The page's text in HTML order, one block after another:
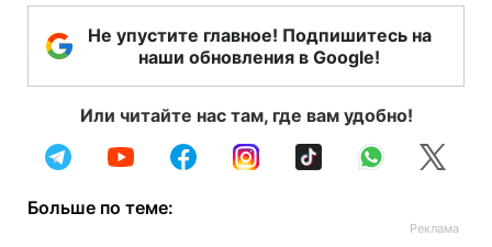
Не упустите главное! Подпишитесь на
наши обновления в Google!
Или читайте нас там, где вам удобно!
Больше по теме: